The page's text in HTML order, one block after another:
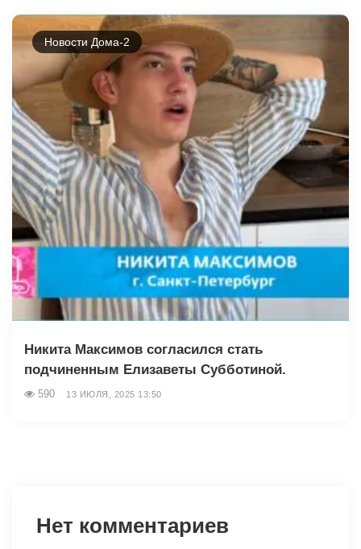
Новости Дома-2
Никита Максимов согласился стать
подчиненным Елизаветы Субботиной.
590 13 ИЮЛЯ, 2025 13:50
Нет комментариев